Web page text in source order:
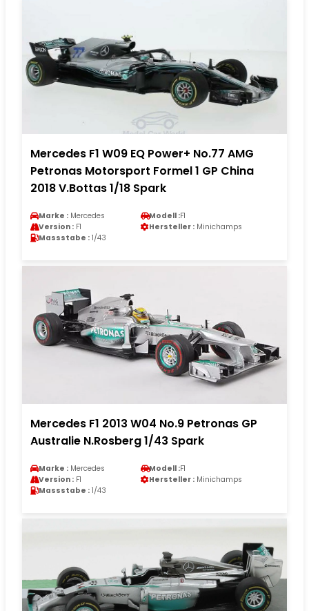
Mercedes F1 W09 EQ Power+ No.77 AMG
Petronas Motorsport Formel 1 GP China
2018 V.Bottas 1/18 Spark
Marke : Mercedes Modell :F1
Version : F1 Hersteller : Minichamps
Massstabe : 1/43
Mercedes F1 2013 W04 No.9 Petronas GP
Australie N.Rosberg 1/43 Spark
Marke : Mercedes Modell :F1
Version : F1 Hersteller : Minichamps
Massstabe : 1/43